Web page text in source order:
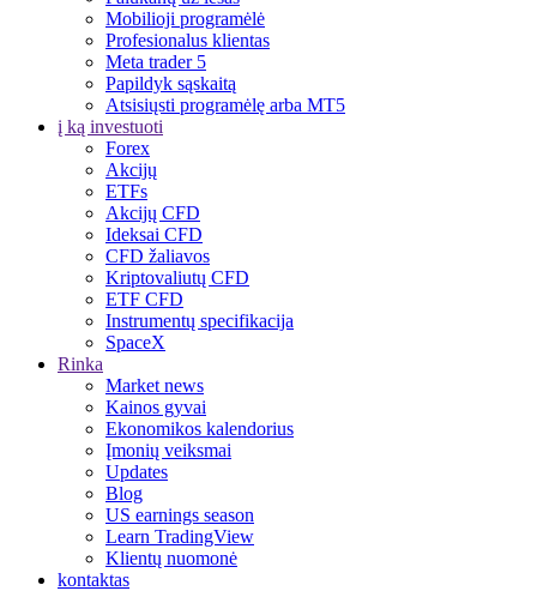
Mobilioji programėlė
Profesionalus klientas
Meta trader 5
Papildyk sąskaitą
Atsisiųsti programėlę arba MT5
į ką investuoti
Forex
Akcijų
ETFs
Akcijų CFD
Ideksai CFD
CFD žaliavos
Kriptovaliutų CFD
ETF CFD
Instrumentų specifikacija
SpaceX
Rinka
Market news
Kainos gyvai
Ekonomikos kalendorius
Įmonių veiksmai
Updates
Blog
US earnings season
Learn TradingView
Klientų nuomonė
kontaktas